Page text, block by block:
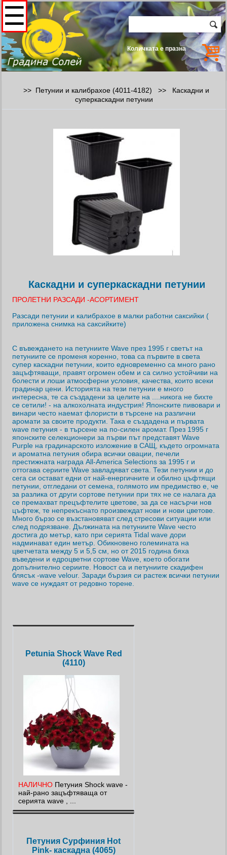
Количката е празна
☰
>> Петунии и калибрахое (4011-4182) >> Каскадни и
суперкаскадни петунии
Каскадни и суперкаскадни петунии
ПРОЛЕТНИ РАЗСАДИ -АСОРТИМЕНТ
Разсади петунии и калибрахое в малки работни саксийки (
приложена снимка на саксийките)
С въвеждането на петуниите Wave през 1995 г светът на
петуниите се променя коренно, това са първите в света
супер каскадни петунии, които едновременно са много рано
зацъфтяващи, правят огромен обем и са силно устойчиви на
болести и лоши атмосферни условия, качества, които всеки
градинар цени. Историята на тези петунии е много
интересна, те са създадени за целите на ....никога не бихте
се сетили! - на алкохолната индустрия! Японските пивовари и
винари често наемат флористи в търсене на различни
аромати за своите продукти. Така е създадена и първата
wave петуния - в търсене на по-силен аромат. През 1995 г
японските селекционери за първи път представят Wave
Purple на градинарското изложение в САЩ, където огромната
и ароматна петуния обира всички овации, печели
престижната награда All-America Selections за 1995 г и
оттогава сериите Wave завладяват света. Тези петунии и до
сега си остават едни от най-енергичните и обилно цъфтящи
петунии, отгледани от семена, голямото им предимство е, че
за разлика от други сортове петунии при тях не се налага да
се премахват прецъфтелите цветове, за да се насърчи нов
цъфтеж, те непрекъснато произвеждат нови и нови цветове.
Много бързо се възстановяват след стресови ситуации или
след подрязване. Дължината на петуниите Wave често
достига до метър, като при серията Tidal wave дори
надминават един метър. Обикновено големината на
цветчетата между 5 и 5,5 см, но от 2015 година бяха
въведени и едроцветни сортове Wave, което обогати
допълнително сериите. Новост са и петуниите скадифен
блясък -wave velour. Заради бързия си растеж всички петунии
wave се нуждаят от редовно торене.
Petunia Shock Wave Red
(4110)
НАЛИЧНО Петуния Shock wave -
най-рано зацъфтяваща от
серията wave , ...
Петуния Сурфиния Hot
Pink- каскадна (4065)